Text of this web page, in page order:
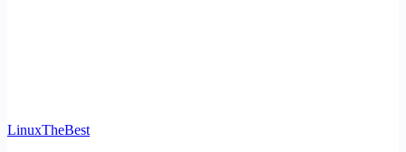
LinuxTheBest